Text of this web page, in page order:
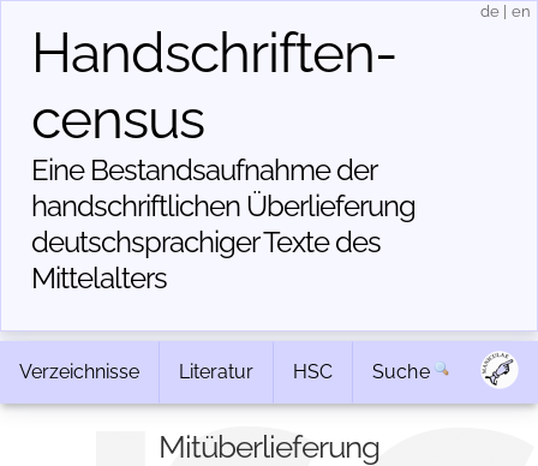
Handschriften­
census
Eine Bestandsaufnahme der
handschriftlichen Über­lieferung
deutschsprachiger Texte des
Mittelalters
de en
Verzeichnisse Literatur HSC Suche
Mitüberlieferung